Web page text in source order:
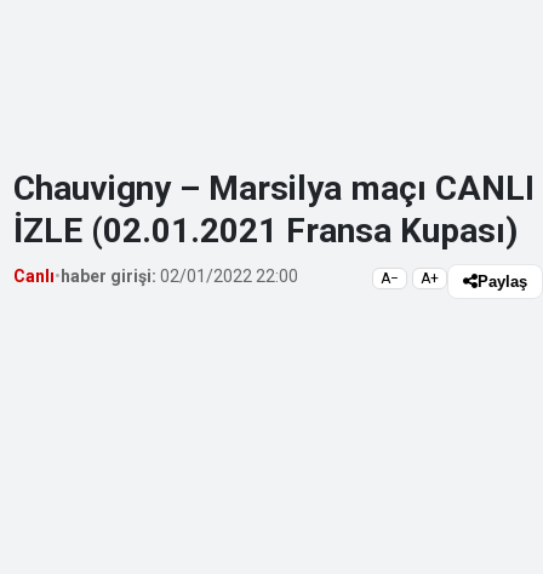
Chauvigny – Marsilya maçı CANLI
İZLE (02.01.2021 Fransa Kupası)
Canlı• haber girişi: 02/01/2022 22:00 A− A+ Paylaş